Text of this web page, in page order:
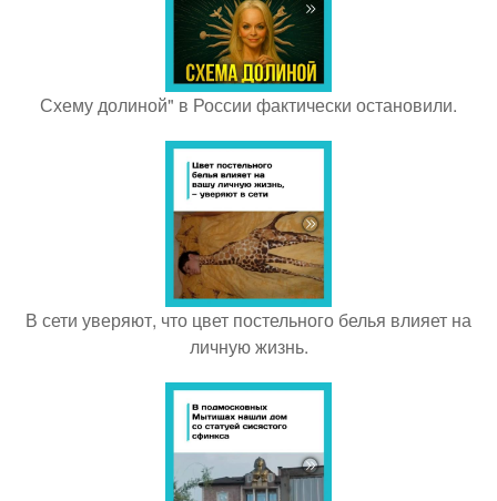
Схему долиной" в России фактически остановили.
В сети уверяют, что цвет постельного белья влияет на
личную жизнь.